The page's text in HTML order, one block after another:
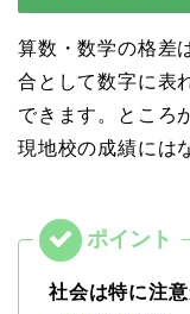
算数・数学の格差
合として数字に表
できます。ところ
現地校の成績には
社会は特に注